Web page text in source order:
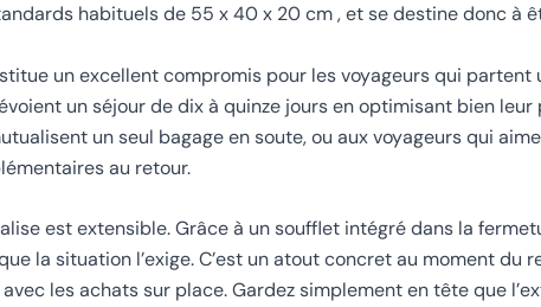
habituels de 55 x 40 x 20 cm , et se destine donc à
un excellent compromis pour les voyageurs qui partent
un séjour de dix à quinze jours en optimisant bien leur
un seul bagage en soute, ou aux voyageurs qui
au retour.
est extensible. Grâce à un soufflet intégré dans la
la situation l’exige. C’est un atout concret au moment du
les achats sur place. Gardez simplement en tête que